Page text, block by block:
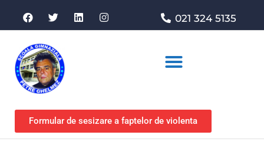
021 324 5135
Formular de sesizare a faptelor de violenta